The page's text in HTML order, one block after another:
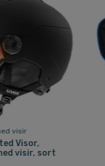
visir
Visor,
visir, sort